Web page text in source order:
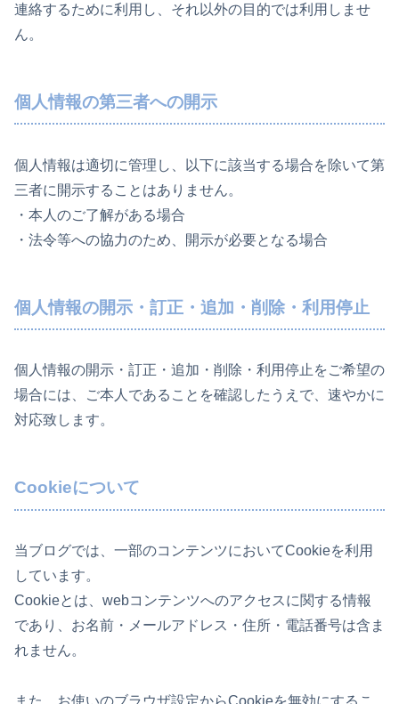
連絡するために利用し、それ以外の目的では利用しませ
ん。
個人情報の第三者への開示
個人情報は適切に管理し、以下に該当する場合を除いて第
三者に開示することはありません。
・本人のご了解がある場合
・法令等への協力のため、開示が必要となる場合
個人情報の開示・訂正・追加・削除・利用停止
個人情報の開示・訂正・追加・削除・利用停止をご希望の
場合には、ご本人であることを確認したうえで、速やかに
対応致します。
Cookieについて
当ブログでは、一部のコンテンツにおいてCookieを利用
しています。
Cookieとは、webコンテンツへのアクセスに関する情報
であり、お名前・メールアドレス・住所・電話番号は含ま
れません。
また、お使いのブラウザ設定からCookieを無効にするこ